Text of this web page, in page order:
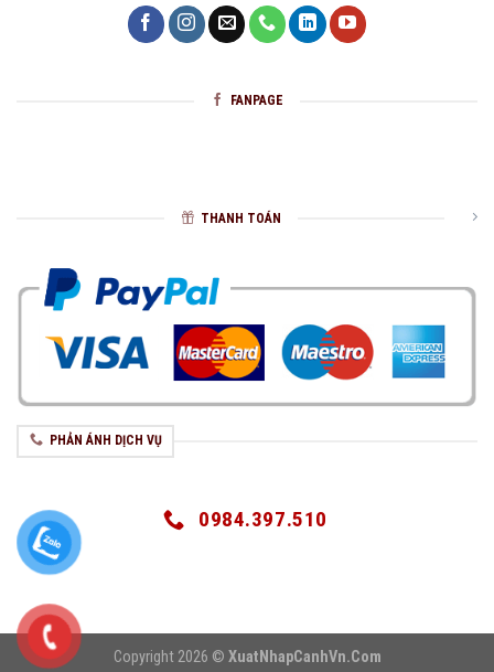
FANPAGE
THANH TOÁN
PHẢN ÁNH DỊCH VỤ
0984.397.510
Copyright 2026 © XuatNhapCanhVn.Com